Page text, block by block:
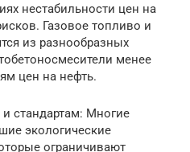
нестабильности цен на
Газовое топливо и
из разнообразных
менее
цен на нефть.
стандартам: Многие
экологические
ограничивают